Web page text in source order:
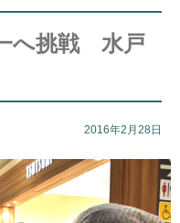
へ挑戦 水戸
2016年2月28日